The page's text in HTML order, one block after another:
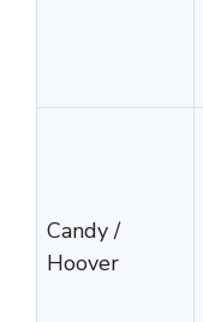
Candy /
Hoover